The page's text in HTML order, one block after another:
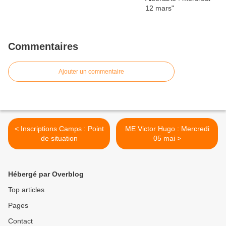
Commentaires
Ajouter un commentaire
< Inscriptions Camps : Point
de situation
ME Victor Hugo : Mercredi
05 mai >
Hébergé par Overblog
Top articles
Pages
Contact